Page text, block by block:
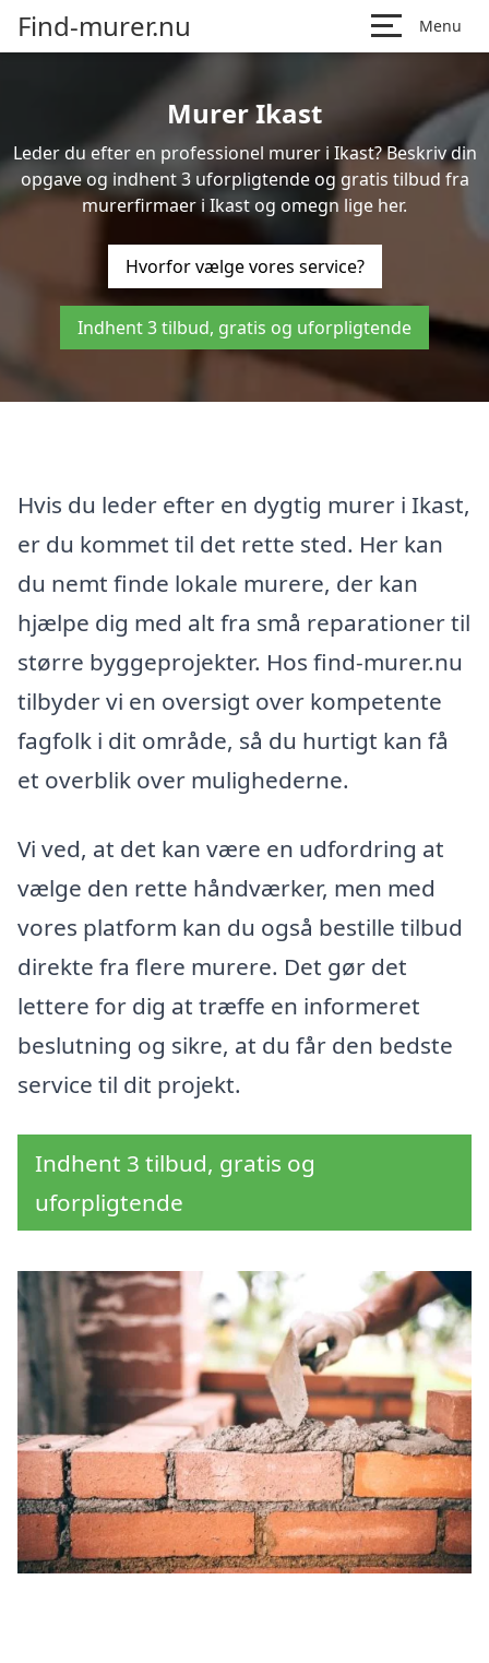
Find-murer.nu Menu
Murer Ikast
Leder du efter en professionel murer i Ikast? Beskriv din
opgave og indhent 3 uforpligtende og gratis tilbud fra
murerfirmaer i Ikast og omegn lige her.
Hvorfor vælge vores service?
Indhent 3 tilbud, gratis og uforpligtende
Hvis du leder efter en dygtig murer i Ikast,
er du kommet til det rette sted. Her kan
du nemt finde lokale murere, der kan
hjælpe dig med alt fra små reparationer til
større byggeprojekter. Hos find-murer.nu
tilbyder vi en oversigt over kompetente
fagfolk i dit område, så du hurtigt kan få
et overblik over mulighederne.
Vi ved, at det kan være en udfordring at
vælge den rette håndværker, men med
vores platform kan du også bestille tilbud
direkte fra flere murere. Det gør det
lettere for dig at træffe en informeret
beslutning og sikre, at du får den bedste
service til dit projekt.
Indhent 3 tilbud, gratis og
uforpligtende